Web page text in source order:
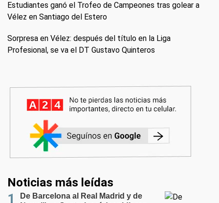
Estudiantes ganó el Trofeo de Campeones tras golear a
Vélez en Santiago del Estero
Sorpresa en Vélez: después del título en la Liga
Profesional, se va el DT Gustavo Quinteros
Noticias más leídas
De Barcelona al Real Madrid y de